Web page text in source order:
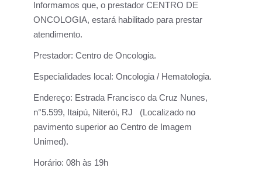
Informamos que, o prestador CENTRO DE
ONCOLOGIA, estará habilitado para prestar
atendimento.
Prestador: Centro de Oncologia.
Especialidades local: Oncologia / Hematologia.
Endereço: Estrada Francisco da Cruz Nunes,
n°5.599, Itaipú, Niterói, RJ (Localizado no
pavimento superior ao Centro de Imagem
Unimed).
Horário: 08h às 19h